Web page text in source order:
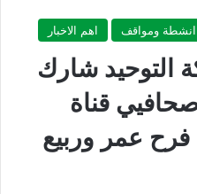
انشطة ومواقف اهم الاخبار
التوحيد شارك
قناة
فرح عمر وربيع